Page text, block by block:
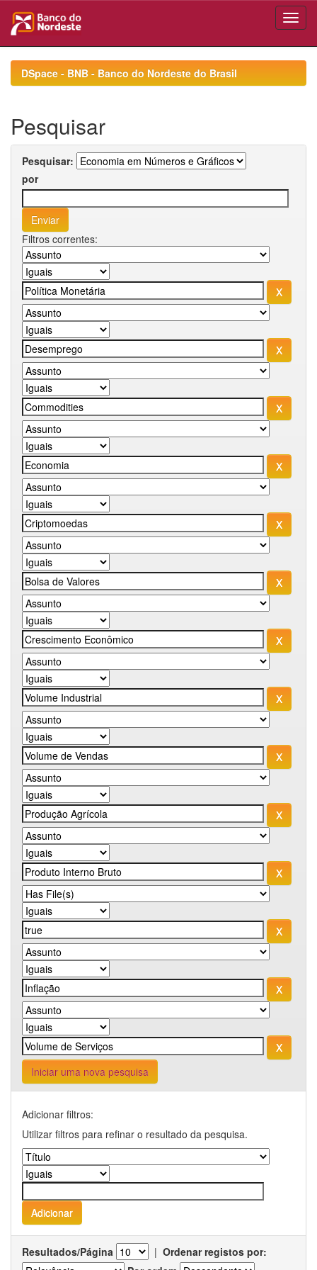
navigationDSpace - BNB - Banco do Nordeste do Brasil
Pesquisar
Pesquisar:
por
Filtros correntes:
Iniciar uma nova pesquisa
Adicionar filtros:
Utilizar filtros para refinar o resultado da pesquisa.
Resultados/Página | Ordenar registos por: